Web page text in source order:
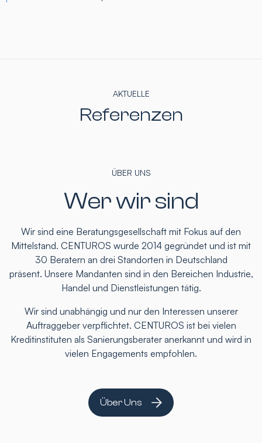
AKTUELLE
Referenzen
ÜBER UNS
Wer wir sind
Wir sind eine Beratungsgesellschaft mit Fokus auf den
Mittelstand. CENTUROS wurde 2014 gegründet und ist mit
30 Beratern an drei Standorten in Deutschland
präsent. Unsere Mandanten sind in den Bereichen Industrie,
Handel und Dienstleistungen tätig.
Wir sind unabhängig und nur den Interessen unserer
Auftraggeber verpflichtet. CENTUROS ist bei vielen
Kreditinstituten als Sanierungsberater anerkannt und wird in
vielen Engagements empfohlen.
Über Uns